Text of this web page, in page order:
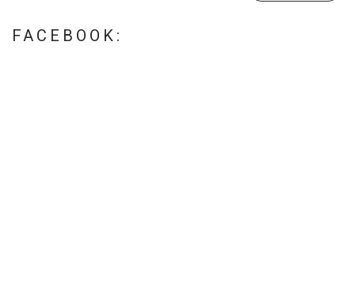
FACEBOOK: